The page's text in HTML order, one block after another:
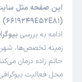
این صفحه مثل سایت
(6619249E52E81)
ادامه به بررسی
زمینه تخصص‌ها،
حاتم زاده درمان
محل فعالیت